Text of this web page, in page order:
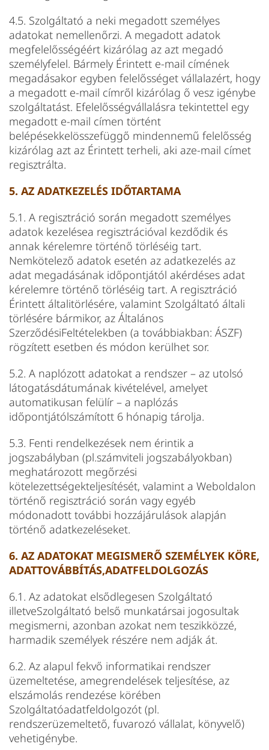
4.5. Szolgáltató a neki megadott személyes
adatokat nemellenőrzi. A megadott adatok
megfelelősségéért kizárólag az azt megadó
személyfelel. Bármely Érintett e-mail címének
megadásakor egyben felelősséget vállalazért, hogy
a megadott e-mail címről kizárólag ő vesz igénybe
szolgáltatást. Efelelősségvállalásra tekintettel egy
megadott e-mail címen történt
belépésekkelösszefüggő mindennemű felelősség
kizárólag azt az Érintett terheli, aki aze-mail címet
regisztrálta.
5. AZ ADATKEZELÉS IDŐTARTAMA
5.1. A regisztráció során megadott személyes
adatok kezelésea regisztrációval kezdődik és
annak kérelemre történő törléséig tart.
Nemkötelező adatok esetén az adatkezelés az
adat megadásának időpontjától akérdéses adat
kérelemre történő törléséig tart. A regisztráció
Érintett általitörlésére, valamint Szolgáltató általi
törlésére bármikor, az Általános
SzerződésiFeltételekben (a továbbiakban: ÁSZF)
rögzített esetben és módon kerülhet sor.
5.2. A naplózott adatokat a rendszer – az utolsó
látogatásdátumának kivételével, amelyet
automatikusan felülír – a naplózás
időpontjátólszámított 6 hónapig tárolja.
5.3. Fenti rendelkezések nem érintik a
jogszabályban (pl.számviteli jogszabályokban)
meghatározott megőrzési
kötelezettségekteljesítését, valamint a Weboldalon
történő regisztráció során vagy egyéb
módonadott további hozzájárulások alapján
történő adatkezeléseket.
6. AZ ADATOKAT MEGISMERŐ SZEMÉLYEK KÖRE,
ADATTOVÁBBÍTÁS,ADATFELDOLGOZÁS
6.1. Az adatokat elsődlegesen Szolgáltató
illetveSzolgáltató belső munkatársai jogosultak
megismerni, azonban azokat nem teszikközzé,
harmadik személyek részére nem adják át.
6.2. Az alapul fekvő informatikai rendszer
üzemeltetése, amegrendelések teljesítése, az
elszámolás rendezése körében
Szolgáltatóadatfeldolgozót (pl.
rendszerüzemeltető, fuvarozó vállalat, könyvelő)
vehetigénybe.